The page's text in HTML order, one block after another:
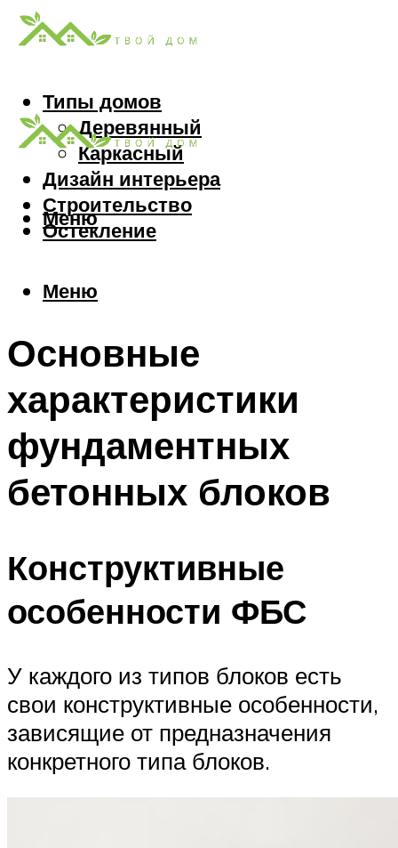
Типы домов
Деревянный
Каркасный
Дизайн интерьера
Строительство
Остекление
Меню
Меню
Основные
характеристики
фундаментных
бетонных блоков
Конструктивные
особенности ФБС
У каждого из типов блоков есть
свои конструктивные особенности,
зависящие от предназначения
конкретного типа блоков.